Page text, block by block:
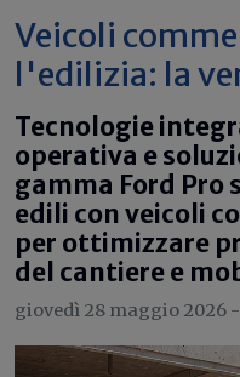
Veicoli
l'edilizia: la
Tecnologie
operativa e
gamma Ford Pro
edili con veicoli
per ottimizzare
del cantiere e
giovedì 28 maggio 2026 -